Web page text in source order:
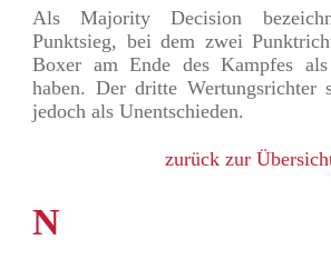
Als Majority Decision
Punktsieg, bei dem zwei
Boxer am Ende des Kampfes als
haben. Der dritte Wertungsrichter
jedoch als Unentschieden.
zurück zur
N